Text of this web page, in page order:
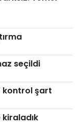
seçildi
kontrol şart